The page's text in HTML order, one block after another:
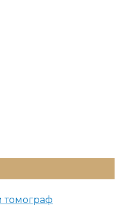
Меню